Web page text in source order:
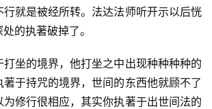
行就是被经所转。法达法师听开示以后恍
的执著破掉了。
坐的境界，他打坐之中出现种种种种的
于持咒的境界，世间的东西他就顾不了
修行很相应，其实你执著于出世间法的